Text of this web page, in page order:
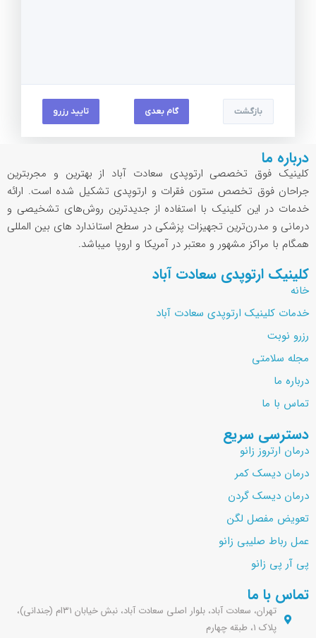
بازگشت گام بعدی تایید رزرو
درباره ما
کلینیک فوق تخصصی ارتوپدی سعادت آباد از بهترین و مجربترین
جراحان فوق تخصص ستون فقرات و ارتوپدی تشکیل شده است. ارائه
خدمات در این کلینیک با استفاده از جدیدترین روش‌های تشخیصی و
درمانی و مدرن‌ترین تجهیزات پزشکی در سطح استاندارد های بین المللی
همگام با مراکز مشهور و معتبر در آمریکا و اروپا میباشد.
کلینیک ارتوپدی سعادت آباد
خانه
خدمات کلینیک ارتوپدی سعادت آباد
رزرو نوبت
مجله سلامتی
درباره ما
تماس با ما
دسترسی سریع
درمان ارتروز زانو
درمان دیسک کمر
درمان دیسک گردن
تعویض مفصل لگن
عمل رباط صلیبی زانو
پی آر پی زانو
تماس با ما
تهران، سعادت آباد، بلوار اصلی سعادت آباد، نبش خیابان ۳۱ام (جندانی)،
پلاک ۱، طبقه چهارم